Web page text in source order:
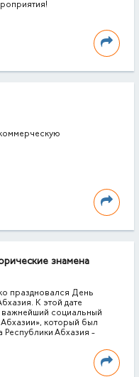
знамена
праздновался День
К этой дате
социальный
который был
Республики Абхазия -